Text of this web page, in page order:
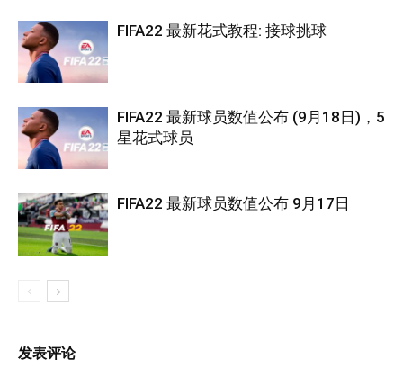
FIFA22 最新花式教程: 接球挑球
FIFA22 最新球员数值公布 (9月18日)，5
星花式球员
FIFA22 最新球员数值公布 9月17日
发表评论